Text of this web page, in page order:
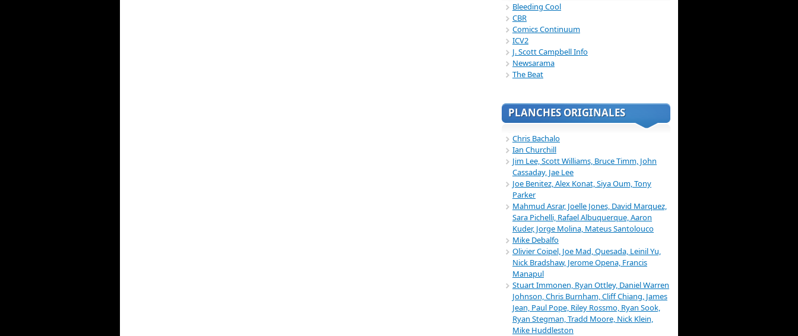
Bleeding Cool
CBR
Comics Continuum
ICV2
J. Scott Campbell Info
Newsarama
The Beat
PLANCHES ORIGINALES
Chris Bachalo
Ian Churchill
Jim Lee, Scott Williams, Bruce Timm, John
Cassaday, Jae Lee
Joe Benitez, Alex Konat, Siya Oum, Tony
Parker
Mahmud Asrar, Joelle Jones, David Marquez,
Sara Pichelli, Rafael Albuquerque, Aaron
Kuder, Jorge Molina, Mateus Santolouco
Mike Debalfo
Olivier Coipel, Joe Mad, Quesada, Leinil Yu,
Nick Bradshaw, Jerome Opena, Francis
Manapul
Stuart Immonen, Ryan Ottley, Daniel Warren
Johnson, Chris Burnham, Cliff Chiang, James
Jean, Paul Pope, Riley Rossmo, Ryan Sook,
Ryan Stegman, Tradd Moore, Nick Klein,
Mike Huddleston